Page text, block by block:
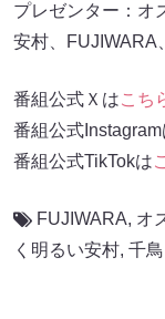
プレゼンター：オ
安村、
番組公式Ｘはこち
番組公式Instagram
番組公式TikTokは
FUJIWARA, オ
く明るい安村, 千鳥